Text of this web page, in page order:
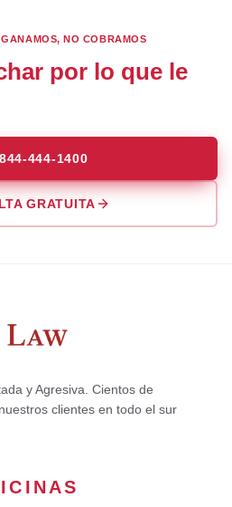
NO COBRAMOS
por lo que le
444-1400
GRATUITA
y Agresiva. Cientos de
clientes en todo el sur